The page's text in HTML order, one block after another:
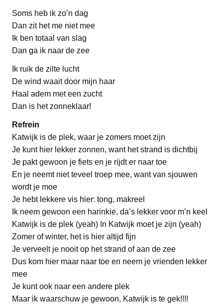
Soms heb ik zo’n dag
Dan zit het me niet mee
Ik ben totaal van slag
Dan ga ik naar de zee
Ik ruik de zilte lucht
De wind waait door mijn haar
Haal adem met een zucht
Dan is het zonneklaar!
Refrein
Katwijk is de plek, waar je zomers moet zijn
Je kunt hier lekker zonnen, want het strand is dichtbij
Je pakt gewoon je fiets en je rijdt er naar toe
En je neemt niet teveel troep mee, want van sjouwen
wordt je moe
Je hebt lekkere vis hier: tong, makreel
Ik neem gewoon een harinkie, da’s lekker voor m’n keel
Katwijk is de plek (yeah) In Katwijk moet je zijn (yeah)
Zomer of winter, het is hier altijd fijn
Je verveelt je nooit op het strand of aan de zee
Dus kom hier maar naar toe en neem je vrienden lekker
mee
Je kunt ook naar een andere plek
Maar ik waarschuw je gewoon, Katwijk is te gek!!!!